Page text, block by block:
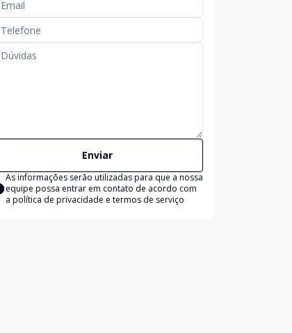
Enviar
As informações serão utilizadas para que a nossa
equipe possa entrar em contato de acordo com
a política de privacidade e termos de serviço